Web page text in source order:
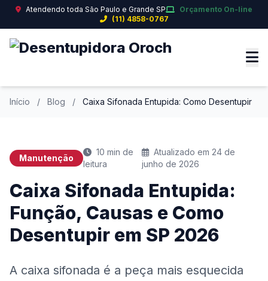
Atendendo toda São Paulo e Grande SP
Orçamento On-line
(11) 4858-0767
Início / Blog / Caixa Sifonada Entupida: Como Desentupir
Manutenção
10 min de
leitura
Atualizado em 24 de
junho de 2026
Caixa Sifonada Entupida:
Função, Causas e Como
Desentupir em SP 2026
A caixa sifonada é a peça mais esquecida